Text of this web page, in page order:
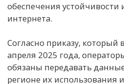
обеспечения устойчивости
интернета.
Согласно приказу, который
апреля 2025 года,
обязаны передавать
регионе их использования